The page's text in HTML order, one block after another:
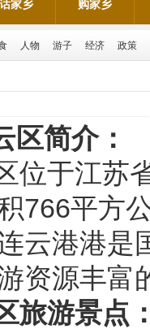
话家乡 购家乡
人物 游子 经济 政策
区简介：
位于江苏
766平方
云港港是
资源丰富
旅游景点